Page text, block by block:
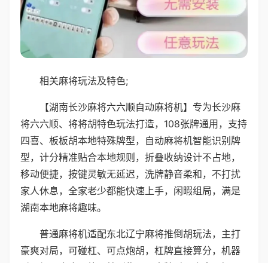
相关麻将玩法及特色;
【湖南长沙麻将六六顺自动麻将机】专为长沙麻
将六六顺、将将胡特色玩法打造，108张牌通用，支持
四喜、板板胡本地特殊牌型，自动麻将机智能识别牌
型，计分精准贴合本地规则，折叠收纳设计不占地，
移动便捷，按键灵敏无延迟，洗牌静音柔和，不打扰
家人休息，全家老少都能快速上手，闲暇组局，满是
湖南本地麻将趣味。
普通麻将机适配东北辽宁麻将推倒胡玩法，主打
豪爽对局，可碰杠、可点炮胡，杠牌直接算分，机器